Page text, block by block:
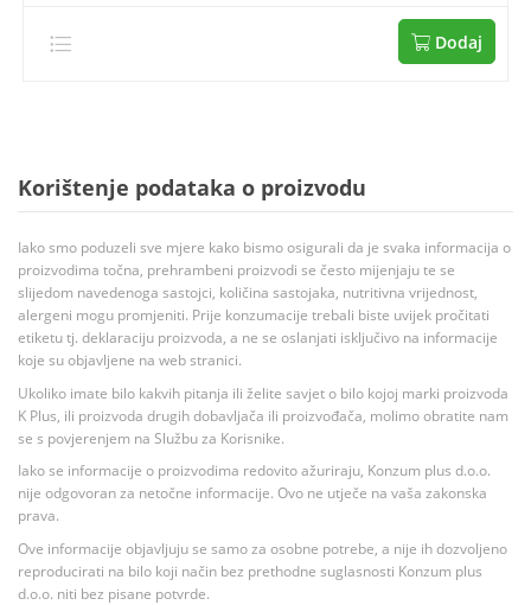
Dodaj
Korištenje podataka o proizvodu
Iako smo poduzeli sve mjere kako bismo osigurali da je svaka informacija o
proizvodima točna, prehrambeni proizvodi se često mijenjaju te se
slijedom navedenoga sastojci, količina sastojaka, nutritivna vrijednost,
alergeni mogu promjeniti. Prije konzumacije trebali biste uvijek pročitati
etiketu tj. deklaraciju proizvoda, a ne se oslanjati isključivo na informacije
koje su objavljene na web stranici.
Ukoliko imate bilo kakvih pitanja ili želite savjet o bilo kojoj marki proizvoda
K Plus, ili proizvoda drugih dobavljača ili proizvođača, molimo obratite nam
se s povjerenjem na Službu za Korisnike.
Iako se informacije o proizvodima redovito ažuriraju, Konzum plus d.o.o.
nije odgovoran za netočne informacije. Ovo ne utječe na vaša zakonska
prava.
Ove informacije objavljuju se samo za osobne potrebe, a nije ih dozvoljeno
reproducirati na bilo koji način bez prethodne suglasnosti Konzum plus
d.o.o. niti bez pisane potvrde.